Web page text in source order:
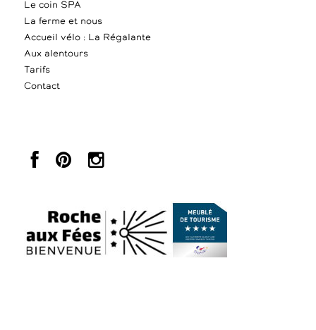
Le coin SPA
La ferme et nous
Accueil vélo : La Régalante
Aux alentours
Tarifs
Contact